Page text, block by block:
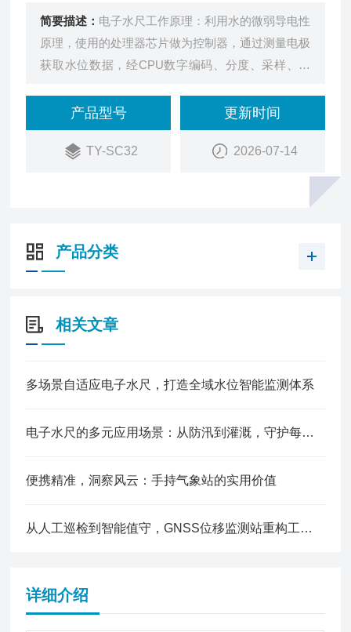
简要描述： 电子水尺工作原理：利用水的微弱导电性
原理，使用的处理器芯片做为控制器，通过测量电极
获取水位数据，经CPU数字编码、分度、采样、数
术，将水位数据发送至监控中心或软件，发挥水位实
时监测和预警的作用。
产品型号
TY-SC32
更新时间
2026-07-14
产品分类
相关文章
多场景自适应电子水尺，打造全域水位智能监测体系
电子水尺的多元应用场景：从防汛到灌溉，守护每一处水位安全
便携精准，洞察风云：手持气象站的实用价值
从人工巡检到智能值守，GNSS位移监测站重构工程安全监测新模式
详细介绍